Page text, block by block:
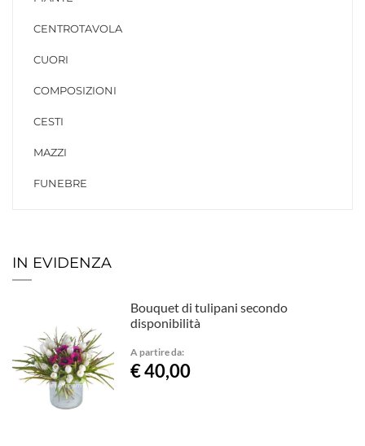
CENTROTAVOLA
CUORI
COMPOSIZIONI
CESTI
MAZZI
FUNEBRE
IN EVIDENZA
Bouquet di tulipani secondo
disponibilità
A partire da:
€ 40,00